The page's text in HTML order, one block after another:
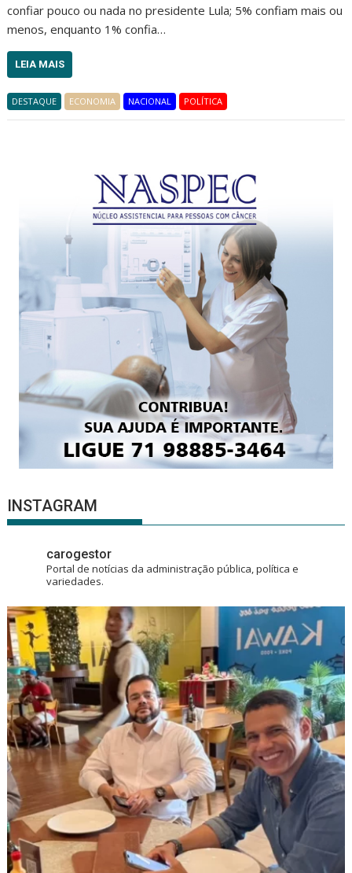
confiar pouco ou nada no presidente Lula; 5% confiam mais ou
menos, enquanto 1% confia…
LEIA MAIS
DESTAQUE ECONOMIA NACIONAL POLÍTICA
INSTAGRAM
carogestor
Portal de notícias da administração pública, política e
variedades.